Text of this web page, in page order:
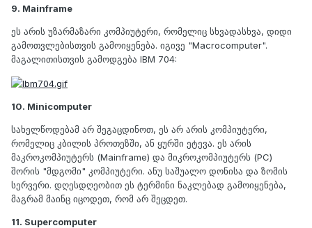
9. Mainframe
ეს არის უზარმაზარი კომპიუტერი, რომელიც სხვადასხვა, დიდი
გამოთვლებისთვის გამოიყენება. იგივე "Macrocomputer".
მაგალითისთვის გამოდგება IBM 704:
10. Minicomputer
სახელწოდებამ არ შეგაცდინოთ, ეს არ არის კომპიუტერი,
რომელიც კბილის პროთეზში, ან ყურში ეტევა. ეს არის
მაკროკომპიუტერს (Mainframe) და მიკროკომპიუტერს (PC)
შორის "მდგომი" კომპიუტერი. ანუ საშუალო დონისა და ზომის
სერვერი. დღესდღეობით ეს ტერმინი ნაკლებად გამოიყენება,
მაგრამ მაინც იცოდეთ, რომ არ შეცდეთ.
11. Supercomputer